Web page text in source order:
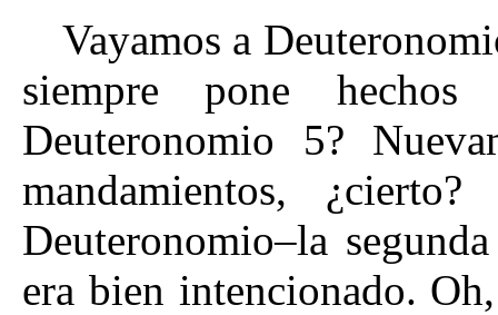
Vayamos a
siempre pone
Deuteronomio 5?
mandamientos,
Deuteronomio–la
era bien intencionado.